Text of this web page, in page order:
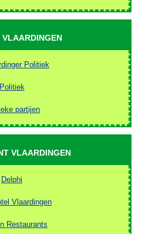
Politiek
Politiek
partijen
VLAARDINGEN
Delphi
Vlaardingen
Restaurants